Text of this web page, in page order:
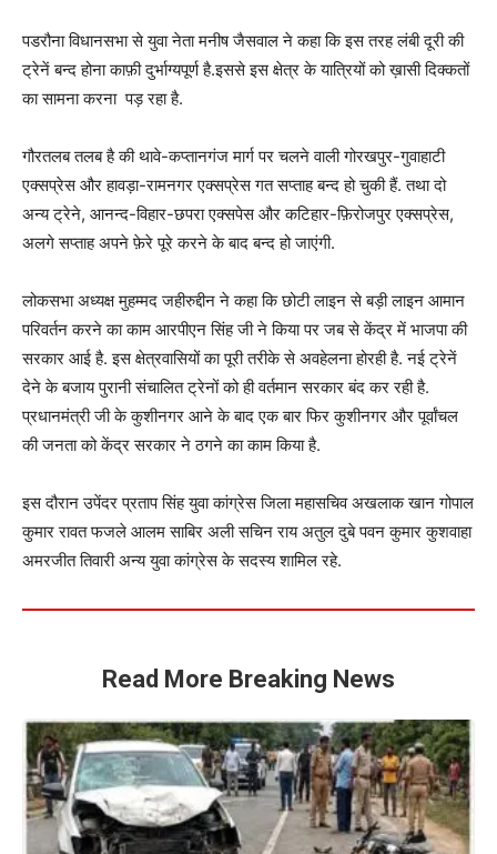
पडरौना विधानसभा से युवा नेता मनीष जैसवाल ने कहा कि इस तरह लंबी दूरी की
ट्रेनें बन्द होना काफ़ी दुर्भाग्यपूर्ण है.इससे इस क्षेत्र के यात्रियों को ख़ासी दिक्कतों
का सामना करना पड़ रहा है.
गौरतलब तलब है की थावे-कप्तानगंज मार्ग पर चलने वाली गोरखपुर-गुवाहाटी
एक्सप्रेस और हावड़ा-रामनगर एक्सप्रेस गत सप्ताह बन्द हो चुकी हैं. तथा दो
अन्य ट्रेने, आनन्द-विहार-छपरा एक्सपेस और कटिहार-फ़िरोजपुर एक्सप्रेस,
अलगे सप्ताह अपने फ़ेरे पूरे करने के बाद बन्द हो जाएंगी.
लोकसभा अध्यक्ष मुहम्मद जहीरुद्दीन ने कहा कि छोटी लाइन से बड़ी लाइन आमान
परिवर्तन करने का काम आरपीएन सिंह जी ने किया पर जब से केंद्र में भाजपा की
सरकार आई है. इस क्षेत्रवासियों का पूरी तरीके से अवहेलना होरही है. नई ट्रेनें
देने के बजाय पुरानी संचालित ट्रेनों को ही वर्तमान सरकार बंद कर रही है.
प्रधानमंत्री जी के कुशीनगर आने के बाद एक बार फिर कुशीनगर और पूर्वांचल
की जनता को केंद्र सरकार ने ठगने का काम किया है.
इस दौरान उपेंदर प्रताप सिंह युवा कांग्रेस जिला महासचिव अखलाक खान गोपाल
कुमार रावत फजले आलम साबिर अली सचिन राय अतुल दुबे पवन कुमार कुशवाहा
अमरजीत तिवारी अन्य युवा कांग्रेस के सदस्य शामिल रहे.
Read More Breaking News